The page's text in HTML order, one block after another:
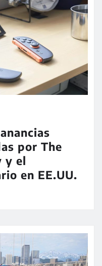
por The
y el
en EE.UU.